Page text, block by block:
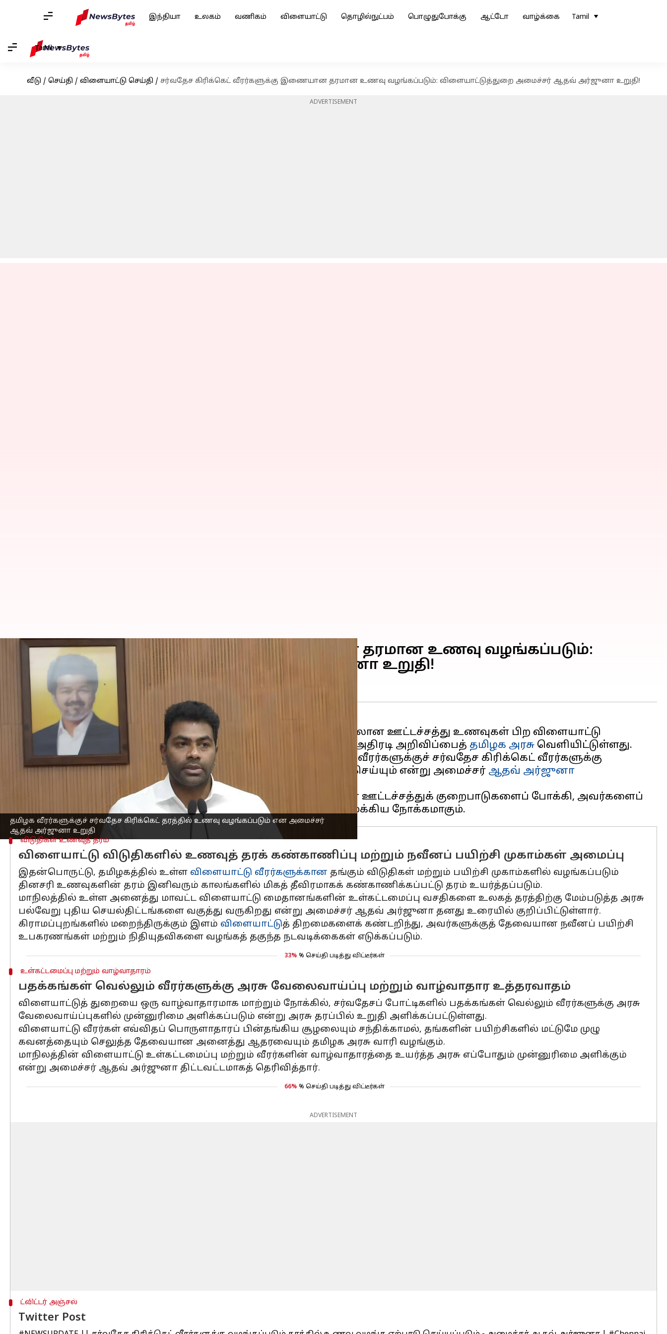
இந்தியா உலகம் வணிகம் விளையாட்டு தொழில்நுட்பம் பொழுதுபோக்கு ஆட்டோ வாழ்க்கை Tamil
Tamil
வீடு / செய்தி / விளையாட்டு செய்தி / சர்வதேச கிரிக்கெட் வீரர்களுக்கு இணையான தரமான உணவு வழங்கப்படும்: விளையாட்டுத்துறை அமைச்சர் ஆதவ் அர்ஜுனா உறுதி!
ADVERTISEMENT
தமிழக வீரர்களுக்குச் சர்வதேச கிரிக்கெட் தரத்தில் உணவு வழங்கப்படும் என அமைச்சர்
ஆதவ் அர்ஜுனா உறுதி
சர்வதேச கிரிக்கெட் வீரர்களுக்கு இணையான தரமான உணவு வழங்கப்படும்:
விளையாட்டுத்துறை அமைச்சர் ஆதவ் அர்ஜுனா உறுதி!
எழுதியவர் Sekar Chinnappan May 29, 2026
செய்தி முன்னோட்டம்
இந்தியாவில் கிரிக்கெட் வீரர்களுக்குக் கிடைக்கும் சர்வதேச தரத்திலான ஊட்டச்சத்து உணவுகள் பிற விளையாட்டு
வீரர்களுக்குக் கனவாக மட்டுமே நீடிக்கும் பாரபட்சத்தை உடைக்கும் அதிரடி அறிவிப்பைத் தமிழக அரசு வெளியிட்டுள்ளது.
மாநில அளவில் சிறந்து விளங்கும் தடகள மற்றும் பிற விளையாட்டு வீரர்களுக்குச் சர்வதேச கிரிக்கெட் வீரர்களுக்கு
இணையான தரத்தில் உணவு வழங்க அரசு சிறப்பு ஏற்பாடுகளைச் செய்யும் என்று அமைச்சர் ஆதவ் அர்ஜுனா
விளையாட்டுத் துறையில் சாதிக்கத் துடிக்கும் அடித்தட்டு வீரர்களின் ஊட்டச்சத்துக் குறைபாடுகளைப் போக்கி, அவர்களைப்
விடுதிகள் உணவுத் தரம்
விளையாட்டு விடுதிகளில் உணவுத் தரக் கண்காணிப்பு மற்றும் நவீனப் பயிற்சி முகாம்கள் அமைப்பு
இதன்பொருட்டு, தமிழகத்தில் உள்ள விளையாட்டு வீரர்களுக்கான தங்கும் விடுதிகள் மற்றும் பயிற்சி முகாம்களில் வழங்கப்படும்
தினசரி உணவுகளின் தரம் இனிவரும் காலங்களில் மிகத் தீவிரமாகக் கண்காணிக்கப்பட்டு தரம் உயர்த்தப்படும்.
மாநிலத்தில் உள்ள அனைத்து மாவட்ட விளையாட்டு மைதானங்களின் உள்கட்டமைப்பு வசதிகளை உலகத் தரத்திற்கு மேம்படுத்த அரசு
பல்வேறு புதிய செயல்திட்டங்களை வகுத்து வருகிறது என்று அமைச்சர் ஆதவ் அர்ஜுனா தனது உரையில் குறிப்பிட்டுள்ளார்.
கிராமப்புறங்களில் மறைந்திருக்கும் இளம் விளையாட்டுத் திறமைகளைக் கண்டறிந்து, அவர்களுக்குத் தேவையான நவீனப் பயிற்சி
உபகரணங்கள் மற்றும் நிதியுதவிகளை வழங்கத் தகுந்த நடவடிக்கைகள் எடுக்கப்படும்.
33% % செய்தி படித்து விட்டீர்கள்
உள்கட்டமைப்பு மற்றும் வாழ்வாதாரம்
பதக்கங்கள் வெல்லும் வீரர்களுக்கு அரசு வேலைவாய்ப்பு மற்றும் வாழ்வாதார உத்தரவாதம்
விளையாட்டுத் துறையை ஒரு வாழ்வாதாரமாக மாற்றும் நோக்கில், சர்வதேசப் போட்டிகளில் பதக்கங்கள் வெல்லும் வீரர்களுக்கு அரசு
வேலைவாய்ப்புகளில் முன்னுரிமை அளிக்கப்படும் என்று அரசு தரப்பில் உறுதி அளிக்கப்பட்டுள்ளது.
விளையாட்டு வீரர்கள் எவ்விதப் பொருளாதாரப் பின்தங்கிய சூழலையும் சந்திக்காமல், தங்களின் பயிற்சிகளில் மட்டுமே முழு
கவனத்தையும் செலுத்த தேவையான அனைத்து ஆதரவையும் தமிழக அரசு வாரி வழங்கும்.
மாநிலத்தின் விளையாட்டு உள்கட்டமைப்பு மற்றும் வீரர்களின் வாழ்வாதாரத்தை உயர்த்த அரசு எப்போதும் முன்னுரிமை அளிக்கும்
என்று அமைச்சர் ஆதவ் அர்ஜுனா திட்டவட்டமாகத் தெரிவித்தார்.
66% % செய்தி படித்து விட்டீர்கள்
ADVERTISEMENT
ட்விட்டர் அஞ்சல்
Twitter Post